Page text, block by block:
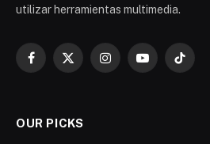
utilizar herramientas multimedia.
Facebook
X
InstagramYouTubeTikTok
OUR PICKS